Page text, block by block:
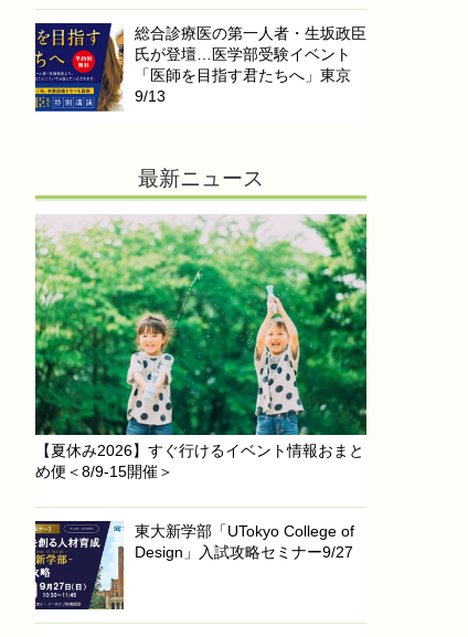
総合診療医の第一人者・生坂政臣
氏が登壇…医学部受験イベント
「医師を目指す君たちへ」東京
9/13
最新ニュース
【夏休み2026】すぐ行けるイベント情報おまと
め便＜8/9-15開催＞
東大新学部「UTokyo College of
Design」入試攻略セミナー9/27